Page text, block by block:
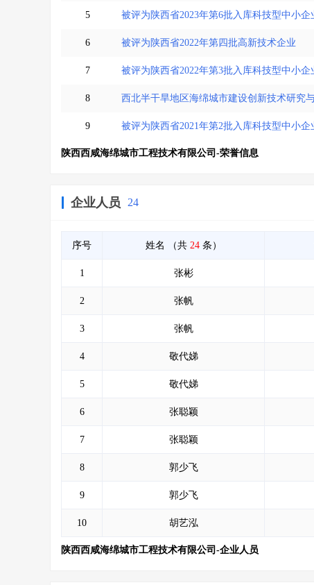
5 被评为陕西省2023年第6批入库科技型中小企
6 被评为陕西省2022年第四批高新技术企业
7 被评为陕西省2022年第3批入库科技型中小企
8 西北半干旱地区海绵城市建设创新技术研究
9 被评为陕西省2021年第2批入库科技型中小企
陕西西咸海绵城市工程技术有限公司-荣誉信息
企业人员 24
序号 姓名 （共 24条）
1 张彬
2 张帆
3 张帆
4 敬代娣
5 敬代娣
6 张聪颖
7 张聪颖
8 郭少飞
9 郭少飞
10 胡艺泓
陕西西咸海绵城市工程技术有限公司-企业人员